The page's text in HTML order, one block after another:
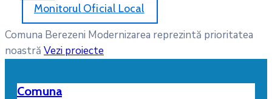
Monitorul Oficial Local
Comuna Berezeni Modernizarea reprezintă prioritatea
noastră Vezi proiecte
Comuna